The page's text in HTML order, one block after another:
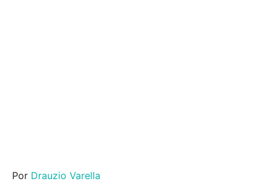
Por Drauzio Varella